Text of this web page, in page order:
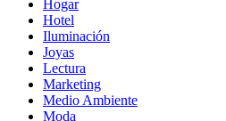
Hogar
Hotel
Iluminación
Joyas
Lectura
Marketing
Medio Ambiente
Moda